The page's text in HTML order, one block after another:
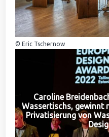
© Eric Tschernow
Caroline
Wassertischs, gewinnt
Privatisierung von